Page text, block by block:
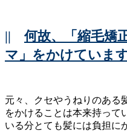
||何故、「縮毛矯
マ」をかけていま
元々、クセやうねりのある
をかけることは本来持って
いる分とても髪には負担に